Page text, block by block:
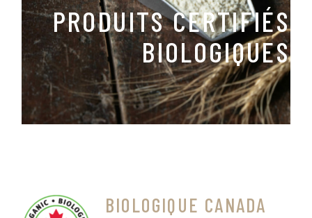
PRODUITS CERTIFIÉS
BIOLOGIQUES
BIOLOGIQUE CANADA